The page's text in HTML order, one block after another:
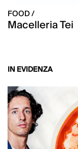
FOOD /
Macelleria Tei
IN EVIDENZA